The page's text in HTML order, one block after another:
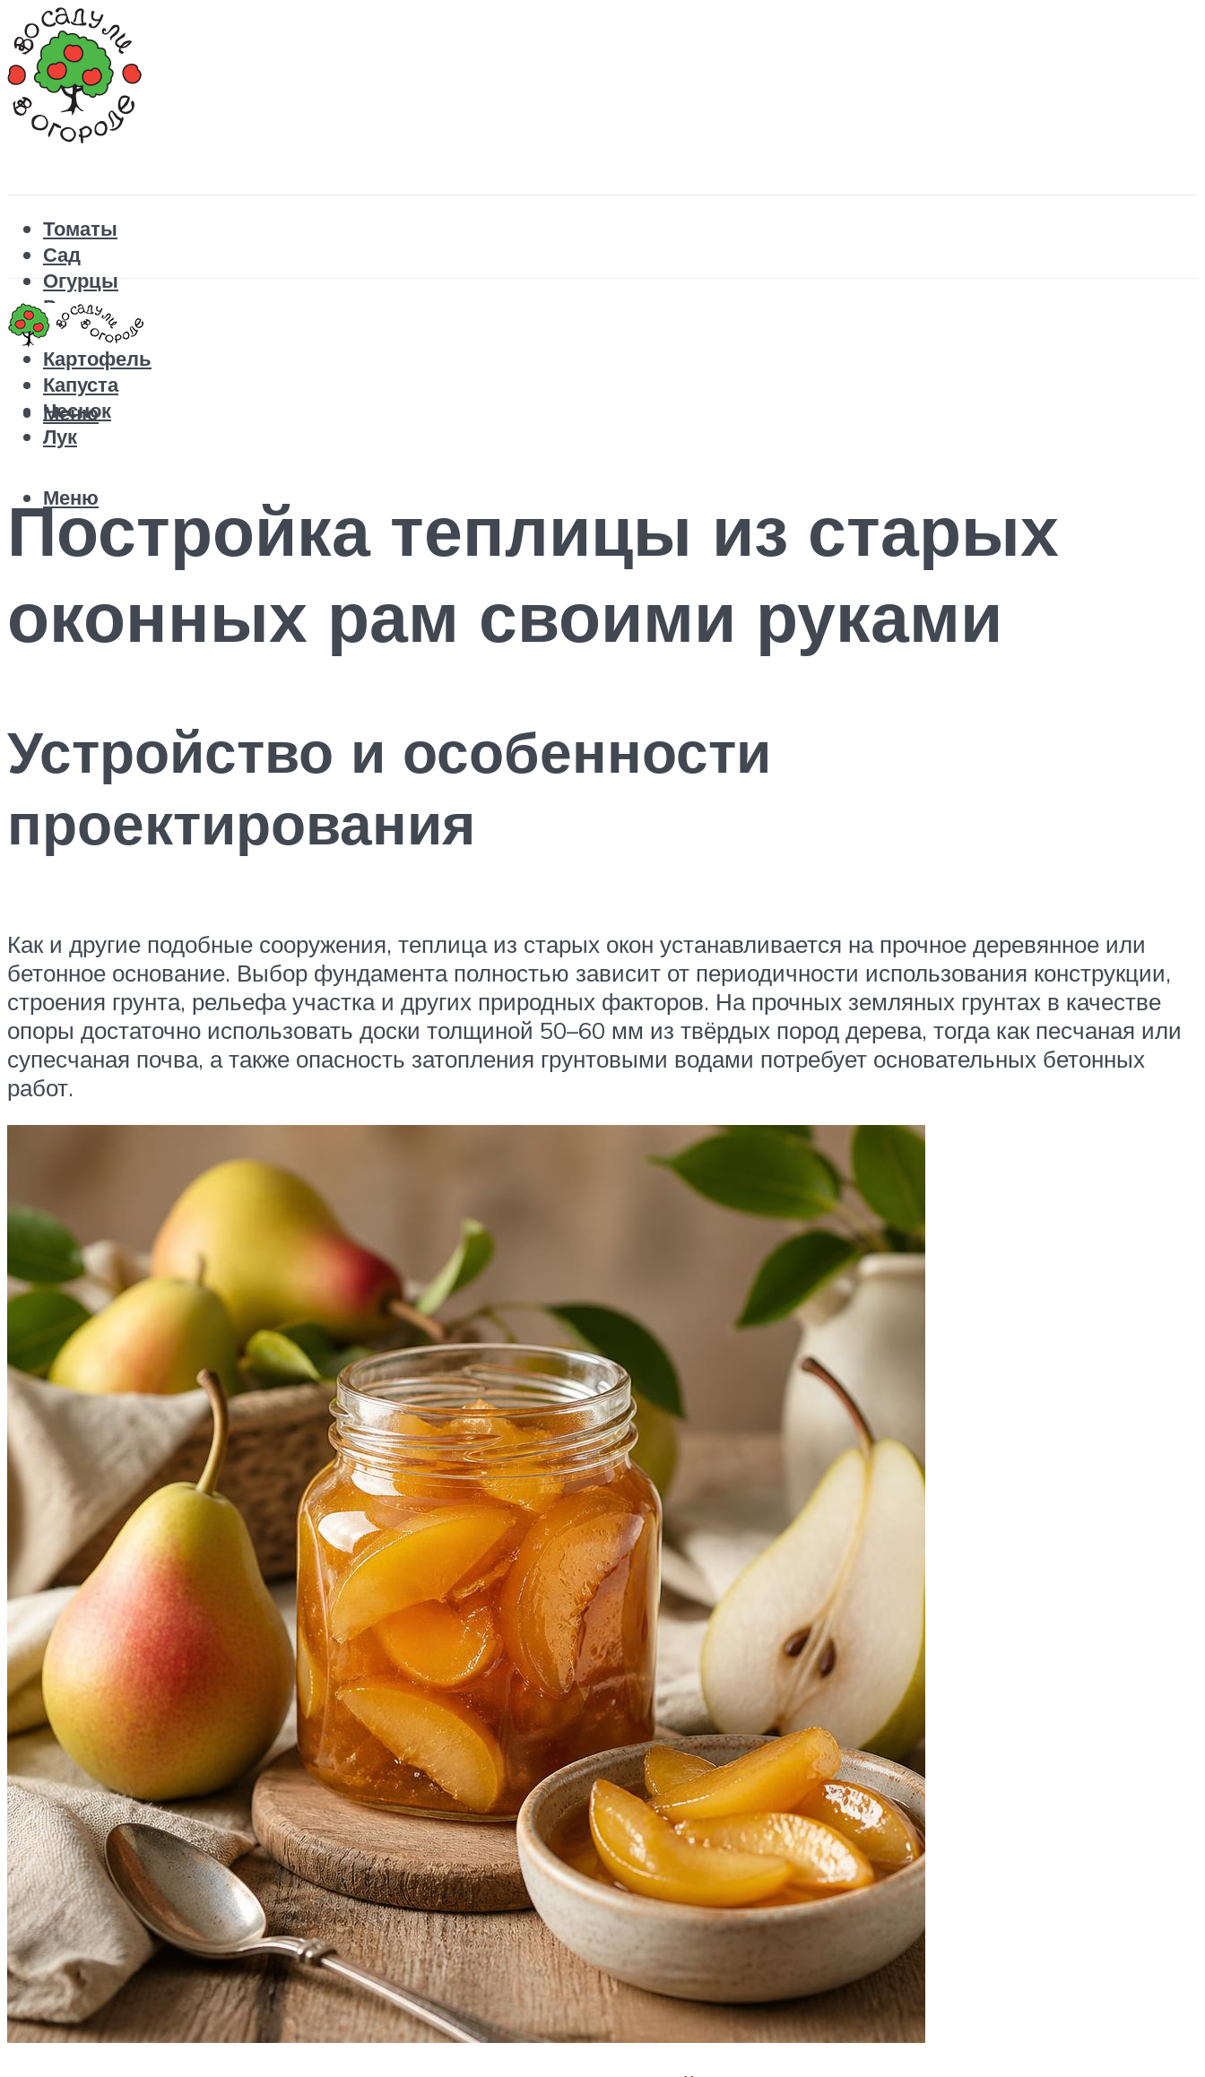
Томаты
Сад
Огурцы
Рецепты
Перец
Картофель
Капуста
Чеснок
Лук
Меню
Меню
Постройка теплицы из старых
оконных рам своими руками
Устройство и особенности
проектирования
Как и другие подобные сооружения, теплица из старых окон устанавливается на прочное деревянное или
бетонное основание. Выбор фундамента полностью зависит от периодичности использования конструкции,
строения грунта, рельефа участка и других природных факторов. На прочных земляных грунтах в качестве
опоры достаточно использовать доски толщиной 50–60 мм из твёрдых пород дерева, тогда как песчаная или
супесчаная почва, а также опасность затопления грунтовыми водами потребует основательных бетонных
работ.